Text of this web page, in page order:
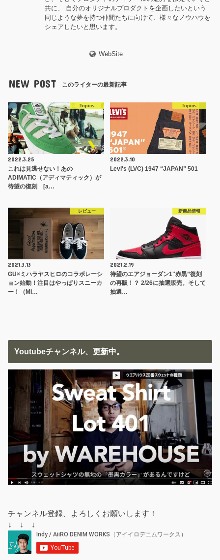
共に、 自分のオリジナルプロダクトを企画したいという
同じような夢を持つ仲間たちに向けて、様々なノウハウを
シェアしたいと思います。
WebSite
NEW POST このライターの最新記事
Topics
2022.3.25
これは見逃せない！あの
ADIMATIC（アディマティック）が
待望の復刻 [a…
Topics
2022.3.10
Levi's (LVC) 1947 “JAPAN” 501
レビュー
2021.3.13
GU×ミハラヤスヒロのコラボレーシ
ョン始動！注目はやっぱりスニーカ
ー！（MI…
新商品情報
2021.2.19
待望のエアジョーダン1"赤黒”復刻
の再販！？ 2/26に抽選販売。そして
抽選…
Youtubeチャンネル、更新中。
チャンネル登録、よろしくお願いします！
↓ ↓ ↓